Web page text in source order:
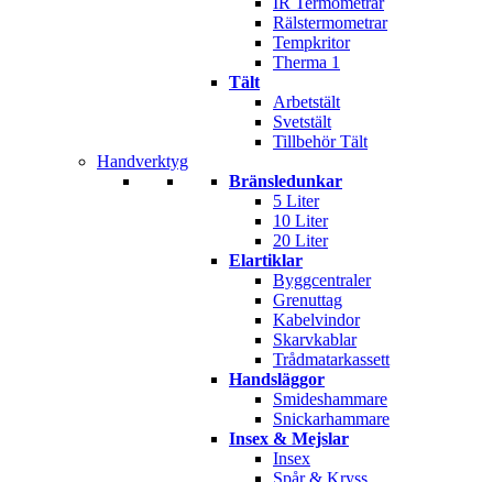
Rälstermometrar
Tempkritor
Therma 1
Tält
Arbetstält
Svetstält
Tillbehör Tält
Handverktyg
Bränsledunkar
5 Liter
10 Liter
20 Liter
Elartiklar
Byggcentraler
Grenuttag
Kabelvindor
Skarvkablar
Trådmatarkassett
Handsläggor
Smideshammare
Snickarhammare
Insex & Mejslar
Insex